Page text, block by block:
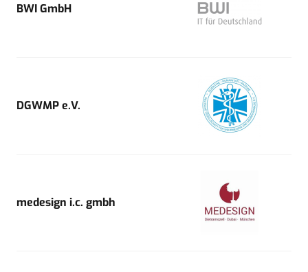
BWI GmbH
DGWMP e.V.
medesign i.c. gmbh